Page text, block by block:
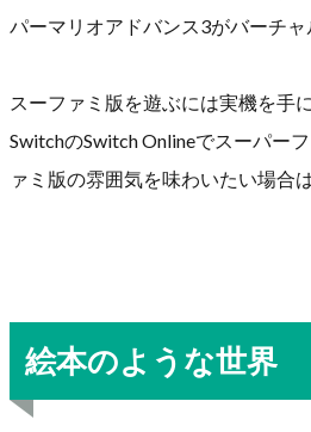
パーマリオアドバンス3がバーチ
スーファミ版を遊ぶには実機を手
SwitchのSwitch Onlineでスーパー
ァミ版の雰囲気を味わいたい場合
絵本のような世界